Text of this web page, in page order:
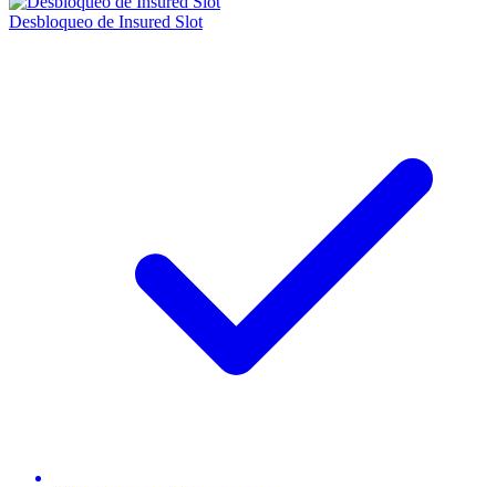
Desbloqueo de Insured Slot